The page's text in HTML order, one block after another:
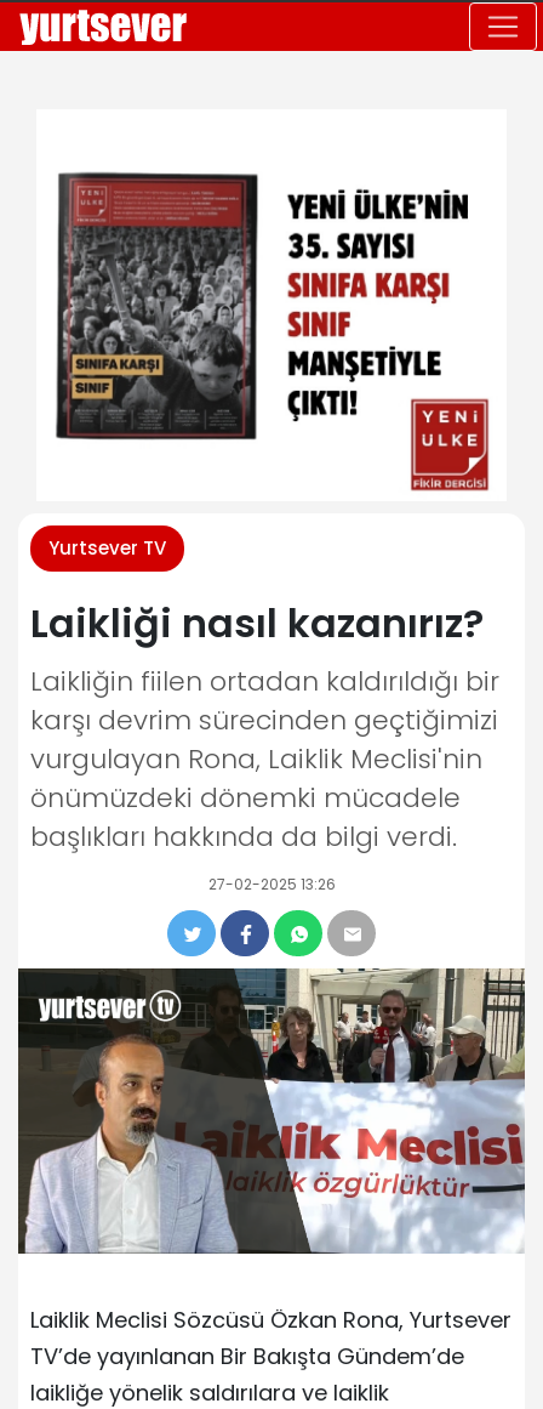
Yurtsever TV
Laikliği nasıl kazanırız?
Laikliğin fiilen ortadan kaldırıldığı bir
karşı devrim sürecinden geçtiğimizi
vurgulayan Rona, Laiklik Meclisi'nin
önümüzdeki dönemki mücadele
başlıkları hakkında da bilgi verdi.
27-02-2025 13:26
Laiklik Meclisi Sözcüsü Özkan Rona, Yurtsever
TV’de yayınlanan Bir Bakışta Gündem’de
laikliğe yönelik saldırılara ve laiklik